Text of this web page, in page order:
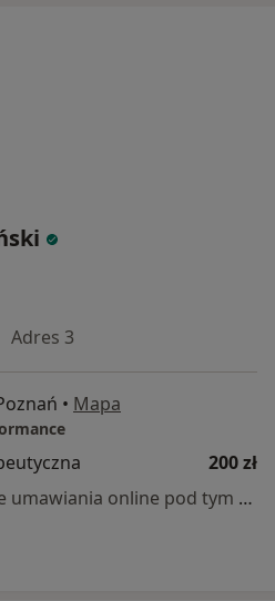
Adres 3
• Mapa
200 zł
Specjalista nie oferuje umawiania online pod tym adresem.